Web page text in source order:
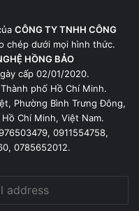
CÔNG TY TNHH CÔNG
chép dưới mọi hình thức.
HỒNG BẢO
cấp 02/01/2020.
phố Hồ Chí Minh.
Phường Bình Trưng Đông,
Chí Minh, Việt Nam.
0911554758,
0785652012.